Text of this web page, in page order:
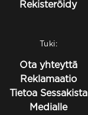
Rekisteröidy
Tuki:
Ota yhteyttä
Reklamaatio
Tietoa Sessakista
Medialle